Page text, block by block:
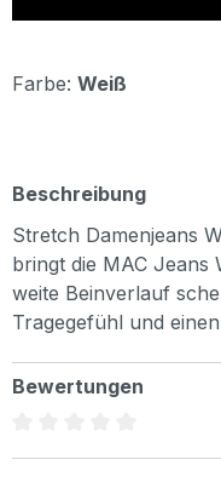
Farbe: Weiß
Beschreibung
Stretch Damenjeans
bringt die MAC Jeans
weite Beinverlauf
Tragegefühl und
Bewertungen